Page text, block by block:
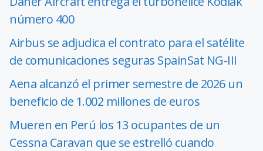
número 400
Airbus se adjudica el contrato para el satélite
de comunicaciones seguras SpainSat NG-III
Aena alcanzó el primer semestre de 2026 un
beneficio de 1.002 millones de euros
Mueren en Perú los 13 ocupantes de un
Cessna Caravan que se estrelló cuando